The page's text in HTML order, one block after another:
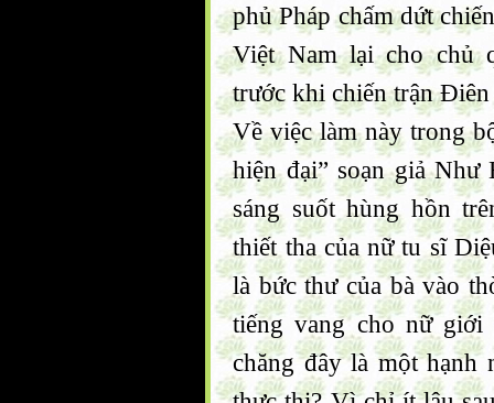
phủ Pháp chấm dứt
Việt Nam lại cho chủ
trước khi chiến trận
Về việc làm này trong
hiện đại” soạn giả Như
sáng suốt hùng hồn
thiết tha của nữ tu sĩ
là bức thư của bà vào
tiếng vang cho nữ giới
chăng đây là một hạnh